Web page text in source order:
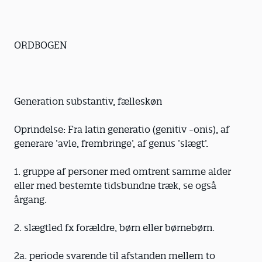
ORDBOGEN
Generation substantiv, fælleskøn
Oprindelse: Fra latin generatio (genitiv -onis), af
generare ’avle, frembringe’, af genus ’slægt’.
1. gruppe af personer med omtrent samme alder
eller med bestemte tidsbundne træk, se også
årgang.
2. slægtled fx forældre, børn eller børnebørn.
2a. periode svarende til afstanden mellem to